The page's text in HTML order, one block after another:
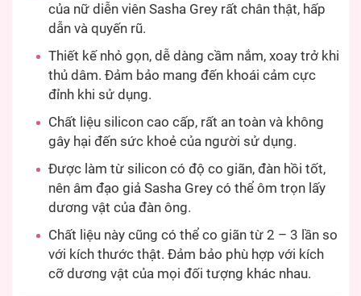
của nữ diễn viên Sasha Grey rất chân thật, hấp
dẫn và quyến rũ.
Thiết kế nhỏ gọn, dễ dàng cầm nắm, xoay trở khi
thủ dâm. Đảm bảo mang đến khoái cảm cực
đỉnh khi sử dụng.
Chất liệu silicon cao cấp, rất an toàn và không
gây hại đến sức khoẻ của người sử dụng.
Được làm từ silicon có độ co giãn, đàn hồi tốt,
nên âm đạo giả Sasha Grey có thể ôm trọn lấy
dương vật của đàn ông.
Chất liệu này cũng có thể co giãn từ 2 – 3 lần so
với kích thước thật. Đảm bảo phù hợp với kích
cỡ dương vật của mọi đối tượng khác nhau.